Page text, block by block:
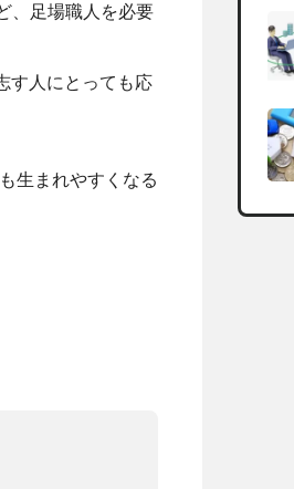
、足場職人を必要
す人にとっても応
生まれやすくなる